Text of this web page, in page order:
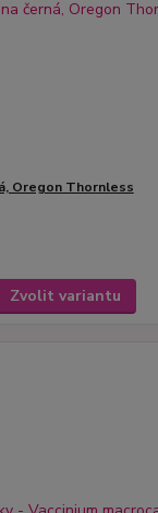
Oregon Thornless
Zvolit variantu